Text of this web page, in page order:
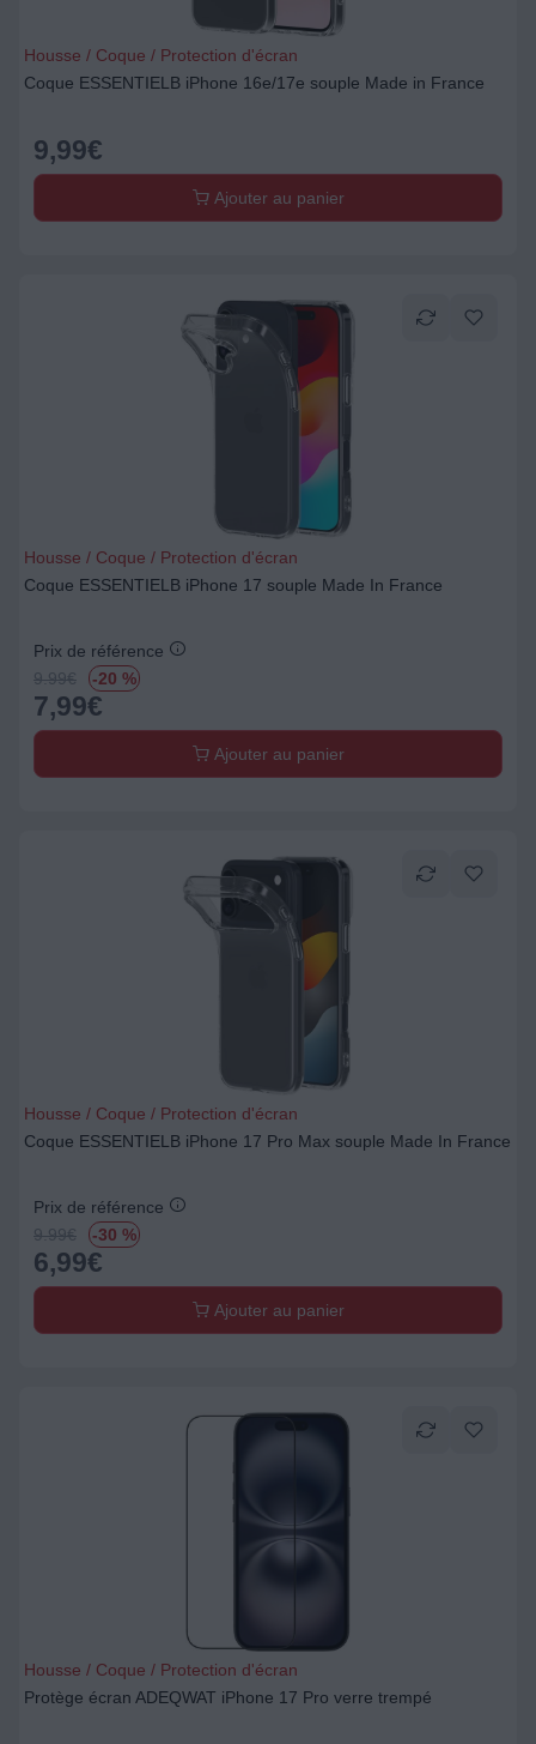
Housse / Coque / Protection d'écran
Coque ESSENTIELB iPhone 16e/17e souple Made in France
9,99€
Ajouter au panier
Housse / Coque / Protection d'écran
Coque ESSENTIELB iPhone 17 souple Made In France
Prix de référence
9.99€ -20 %
7,99€
Ajouter au panier
Housse / Coque / Protection d'écran
Coque ESSENTIELB iPhone 17 Pro Max souple Made In France
Prix de référence
9.99€ -30 %
6,99€
Ajouter au panier
Housse / Coque / Protection d'écran
Protège écran ADEQWAT iPhone 17 Pro verre trempé